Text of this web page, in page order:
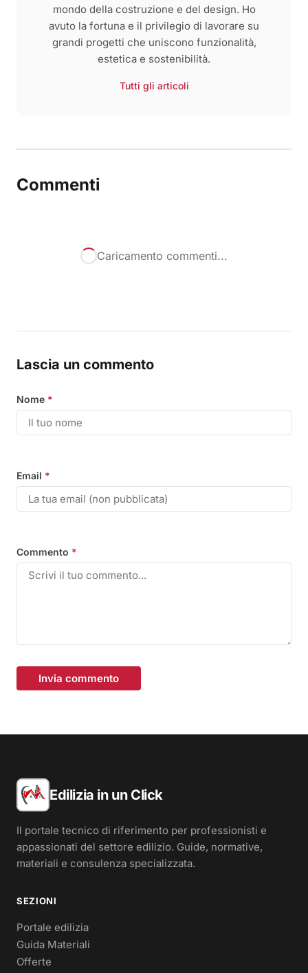
mondo della costruzione e del design. Ho
avuto la fortuna e il privilegio di lavorare su
grandi progetti che uniscono funzionalità,
estetica e sostenibilità.
Tutti gli articoli
Commenti
Caricamento commenti...
Lascia un commento
Nome *
Email *
Commento *
Invia commento
Edilizia in un Click
Il portale tecnico di riferimento per professionisti e
appassionati del settore edilizio. Guide, normative,
materiali e consulenza specializzata.
SEZIONI
Portale edilizia
Guida Materiali
Offerte